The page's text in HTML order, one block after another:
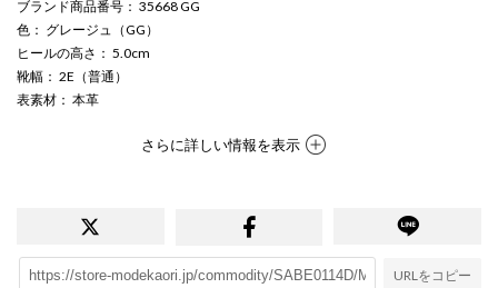
ブランド商品番号 ： 35668 GG
色 ： グレージュ（GG）
ヒールの高さ ： 5.0cm
靴幅 ： 2E（普通）
表素材 ： 本革
さらに詳しい情報を表示
URLをコピー